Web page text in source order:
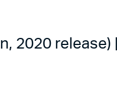
2020